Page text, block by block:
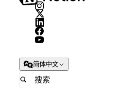
简体中文